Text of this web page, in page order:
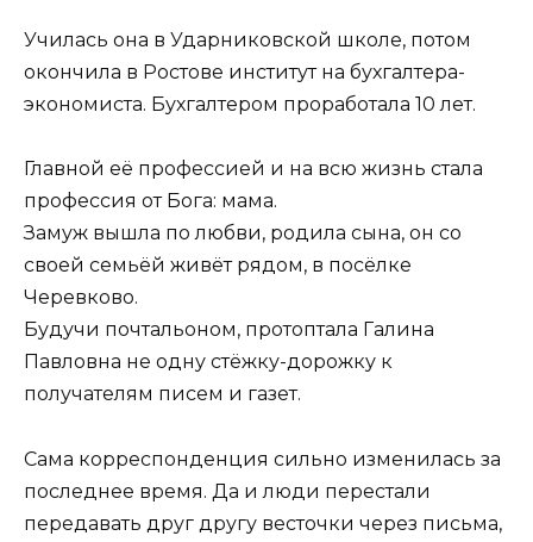
Училась она в Ударниковской школе, потом
окончила в Ростове институт на бухгалтера-
экономиста. Бухгалтером проработала 10 лет.
Главной её профессией и на всю жизнь стала
профессия от Бога: мама.
Замуж вышла по любви, родила сына, он со
своей семьёй живёт рядом, в посёлке
Черевково.
Будучи почтальоном, протоптала Галина
Павловна не одну стёжку-дорожку к
получателям писем и газет.
Сама корреспонденция сильно изменилась за
последнее время. Да и люди перестали
передавать друг другу весточки через письма,